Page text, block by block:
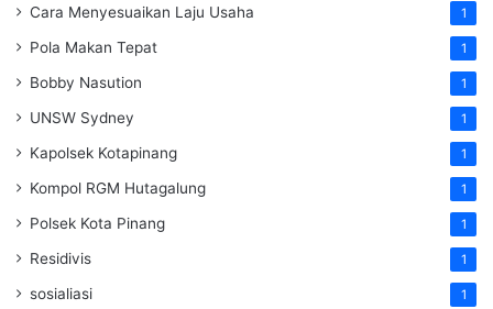
Cara Menyesuaikan Laju Usaha 1
Pola Makan Tepat 1
Bobby Nasution 1
UNSW Sydney 1
Kapolsek Kotapinang 1
Kompol RGM Hutagalung 1
Polsek Kota Pinang 1
Residivis 1
sosialiasi 1